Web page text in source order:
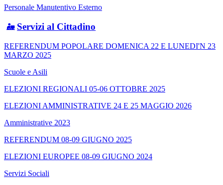
Personale Manutentivo Esterno
Servizi al Cittadino
REFERENDUM POPOLARE DOMENICA 22 E LUNEDI'N 23
MARZO 2025
Scuole e Asili
ELEZIONI REGIONALI 05-06 OTTOBRE 2025
ELEZIONI AMMINISTRATIVE 24 E 25 MAGGIO 2026
Amministrative 2023
REFERENDUM 08-09 GIUGNO 2025
ELEZIONI EUROPEE 08-09 GIUGNO 2024
Servizi Sociali